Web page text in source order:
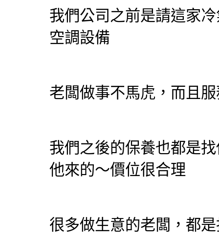
我們公司之前是請這家
空調設備
老闆做事不馬虎，而且
我們之後的保養也都是
他來的～價位很合理
很多做生意的老闆，都